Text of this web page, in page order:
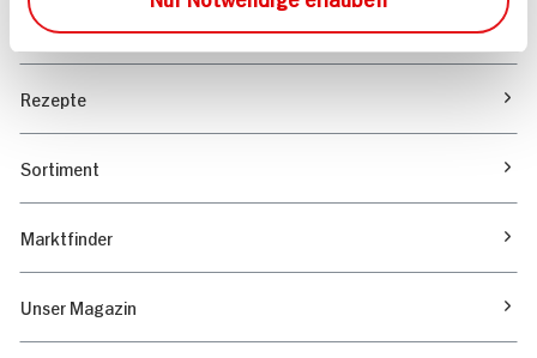
Angebote & Coupons
Rezepte
Sortiment
Marktfinder
Unser Magazin